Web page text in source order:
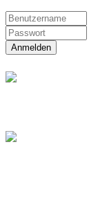
Anmelden